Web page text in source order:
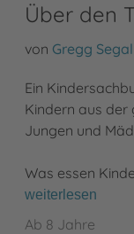
Über den
von Gregg Segal
Ein
Kindern aus der
Jungen und
Was essen
weiterlesen
Ab 8 Jahre